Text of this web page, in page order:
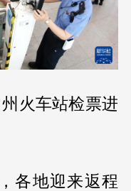
火车站检票进
各地迎来返程